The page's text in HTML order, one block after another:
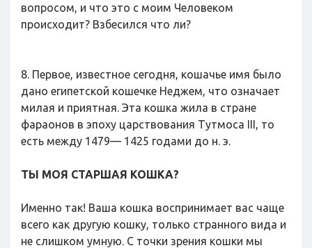
вопросом, и что это с моим Человеком
происходит? Взбесился что ли?
8. Первое, известное сегодня, кошачье имя было
дано египетской кошечке Неджем, что означает
милая и приятная. Эта кошка жила в стране
фараонов в эпоху царствования Тутмоса III, то
есть между 1479— 1425 годами до н. э.
ТЫ МОЯ СТАРШАЯ КОШКА?
Именно так! Ваша кошка воспринимает вас чаще
всего как другую кошку, только странного вида и
не слишком умную. С точки зрения кошки мы